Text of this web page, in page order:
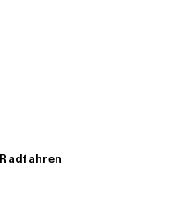
Radfahren